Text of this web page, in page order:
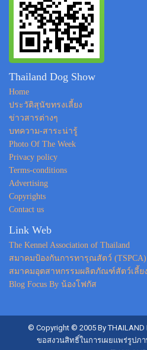
Thailand Dog Show
Home
ประวัติสุนัขทรงเลี้ยง
ข่าวสารต่างๆ
บทความ-สาระน่ารู้
Photo Of The Week
Privacy policy
Terms-conditions
Advertising
Copyrights
Contact us
Link Web
The Kennel Association of Thailand
สมาคมป้องกันการทารุณสัตว์ (TSPCA)
สมาคมอุตสาหกรรมผลิตภัณฑ์สัตว์เลี้ย
Blog Focus By น้องโฟกัส
© Copyright © 2005 By THAILAND
ขอสงวนสิทธิ์ในการเผยแพร่รูปภ